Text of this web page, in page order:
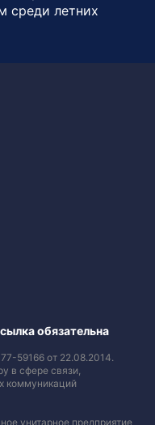
среди летних
обязательна
59166 от 22.08.2014.
в сфере связи,
коммуникаций
унитарное предприятие